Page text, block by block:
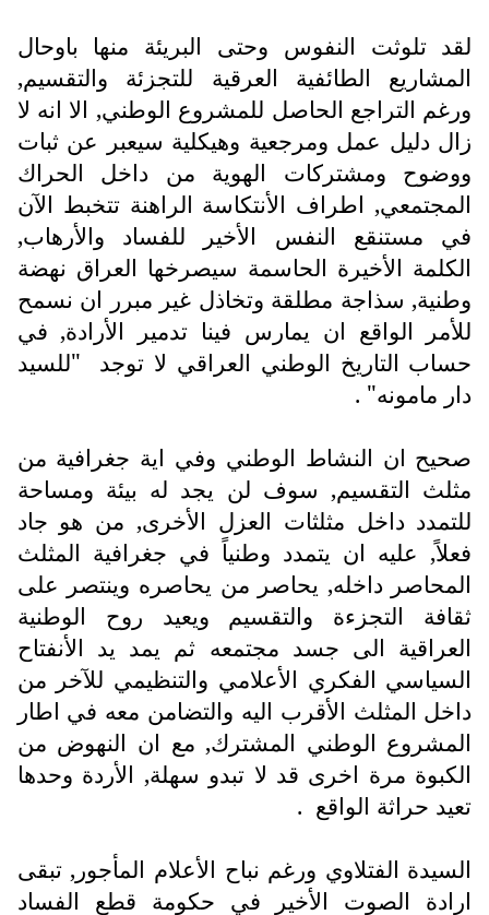
لقد تلوثت النفوس وحتى البريئة منها باوحال
المشاريع الطائفية العرقية للتجزئة والتقسيم,
ورغم التراجع الحاصل للمشروع الوطني, الا انه لا
زال دليل عمل ومرجعية وهيكلية سيعبر عن ثبات
ووضوح ومشتركات الهوية من داخل الحراك
المجتمعي, اطراف الأنتكاسة الراهنة تتخبط الآن
في مستنقع النفس الأخير للفساد والأرهاب,
الكلمة الأخيرة الحاسمة سيصرخها العراق نهضة
وطنية, سذاجة مطلقة وتخاذل غير مبرر ان نسمح
للأمر الواقع ان يمارس فينا تدمير الأرادة, في
حساب التاريخ الوطني العراقي لا توجد "للسيد
دار مامونه" .
صحيح ان النشاط الوطني وفي اية جغرافية من
مثلث التقسيم, سوف لن يجد له بيئة ومساحة
للتمدد داخل مثلثات العزل الأخرى, من هو جاد
فعلاً, عليه ان يتمدد وطنياً في جغرافية المثلث
المحاصر داخله, يحاصر من يحاصره وينتصر على
ثقافة التجزءة والتقسيم ويعيد روح الوطنية
العراقية الى جسد مجتمعه ثم يمد يد الأنفتاح
السياسي الفكري الأعلامي والتنظيمي للآخر من
داخل المثلث الأقرب اليه والتضامن معه في اطار
المشروع الوطني المشترك, مع ان النهوض من
الكبوة مرة اخرى قد لا تبدو سهلة, الأردة وحدها
تعيد حراثة الواقع .
السيدة الفتلاوي ورغم نباح الأعلام المأجور, تبقى
ارادة الصوت الأخير في حكومة قطع الفساد